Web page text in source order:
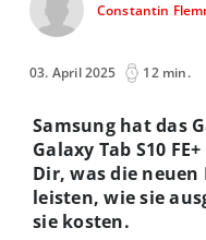
Constantin
03. April 2025 12 min.
Samsung hat das
Galaxy Tab S10
Dir, was die
leisten, wie sie
sie kosten.